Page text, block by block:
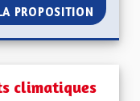
PROPOSITION
climatiques